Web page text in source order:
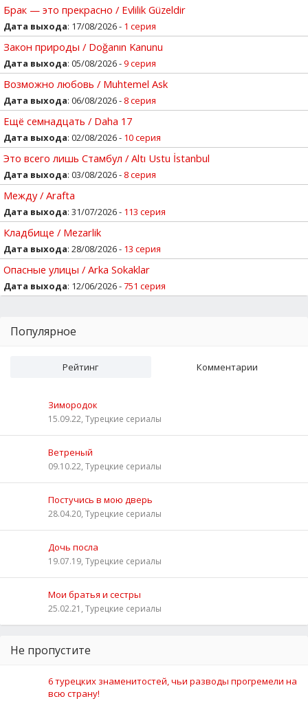
Брак — это прекрасно / Evlilik Güzeldir
Дата выхода: 17/08/2026 - 1 серия
Закон природы / Doğanın Kanunu
Дата выхода: 05/08/2026 -9 серия
Возможно любовь / Muhtemel Ask
Дата выхода: 06/08/2026 - 8 серия
Ещё семнадцать / Daha 17
Дата выхода: 02/08/2026 - 10 серия
Это всего лишь Стамбул / Altı Ustu İstanbul
Дата выхода: 03/08/2026 - 8 серия
Между / Arafta
Дата выхода: 31/07/2026 - 113 серия
Кладбище / Mezarlik
Дата выхода: 28/08/2026 - 13 серия
Опасные улицы / Arka Sokaklar
Дата выхода: 12/06/2026 -751 серия
Популярное
Рейтинг Комментарии
Зимородок
15.09.22, Турецкие сериалы
Ветреный
09.10.22, Турецкие сериалы
Постучись в мою дверь
28.04.20, Турецкие сериалы
Дочь посла
19.07.19, Турецкие сериалы
Мои братья и сестры
25.02.21, Турецкие сериалы
Не пропустите
6 турецких знаменитостей, чьи разводы прогремели на
всю страну!